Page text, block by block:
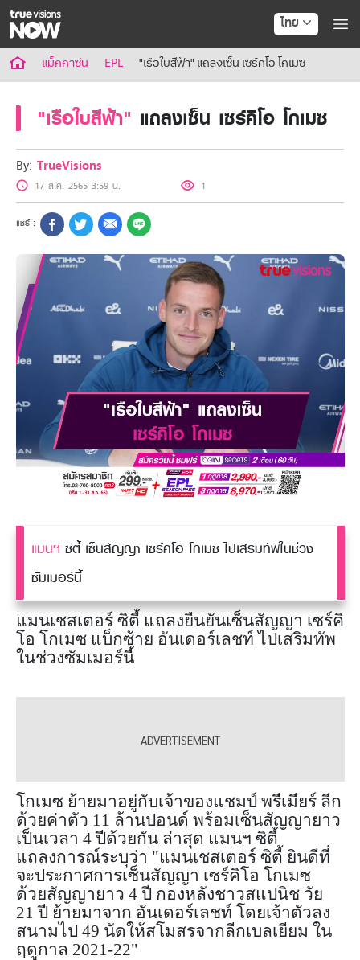
ไทย
True AF2026
แพ็กเกจ
NOW FOOTBALL
NOW MAX
NOW Muay Thai
แพ็กเกจทรูวิชันส์นาวทั้งหมด
เคเบิลและจานดาวเทียม
สิทธิพิเศษ
Showtime
HoReCa
แพ็กเกจสำหรับผู้ประกอบการ
หาร้านร่วมรายการ
FAQs
แม็กกาซีน EPL "เรือใบสีฟ้า" แถลงเซ็น เซร์คิโอ โกเมซ
"เรือใบสีฟ้า" แถลงเซ็น เซร์คิโอ โกเมซ
By: TrueVisions
17 ส.ค. 2565 3:59 น. 1
แมนฯ ซิตี้ เซ็นสัญญา เซร์คิโอ โกเมซ ไปเสริมทัพในช่วง
ซัมเมอร์นี้
แมนเชสเตอร์ ซิตี้ แถลงยืนยันเซ็นสัญญา เซร์คิ
โอ โกเมซ แบ็กซ้าย อันเดอร์เลชท์ ไปเสริมทัพ
ในช่วงซัมเมอร์นี้
โกเมซ ย้ายมาอยู่กับเจ้าของแชมป์ พรีเมียร์ ลีก
ด้วยค่าตัว 11 ล้านปอนด์ พร้อมเซ็นสัญญายาว
เป็นเวลา 4 ปีด้วยกัน ล่าสุด แมนฯ ซิตี้
แถลงการณ์ระบุว่า "แมนเชสเตอร์ ซิตี้ ยินดีที่
จะประกาศการเซ็นสัญญา เซร์คิโอ โกเมซ
ด้วยสัญญายาว 4 ปี กองหลังชาวสแปนิช วัย
21 ปี ย้ายมาจาก อันเดอร์เลชท์ โดยเจ้าตัวลง
สนามไป 49 นัดให้สโมสรจากลีกเบลเยียม ใน
ฤดูกาล 2021-22"